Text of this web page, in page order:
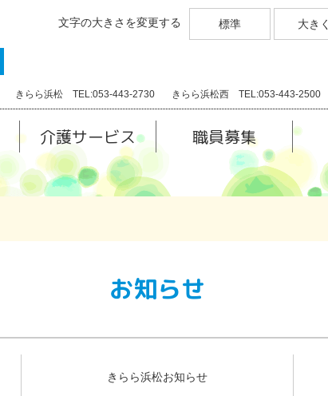
文字の大きさを変更する 標準 大きく
きらら浜松 TEL:053-443-2730 きらら浜松西 TEL:053-443-2500
介護サービス 職員募集
お知らせ
きらら浜松お知らせ